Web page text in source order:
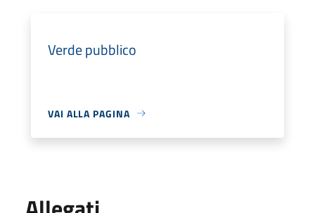
Verde pubblico
VAI ALLA PAGINA